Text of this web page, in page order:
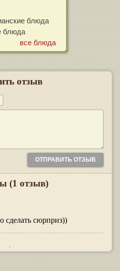
блюда
блюда
все блюда
отзыв
(1 отзыв)
сделать сюрприз))